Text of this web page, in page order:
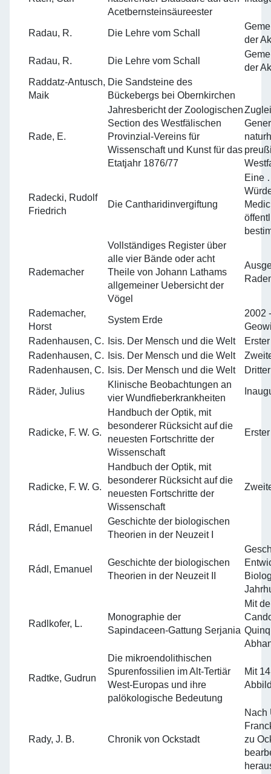
Acetbernsteinsäureester
Radau, R. Die Lehre vom Schall
der
Radau, R. Die Lehre vom Schall
der
Raddatz-Antusch,
Maik
Die Sandsteine des
Bückebergs bei Obernkirchen
Rade, E.
Jahresbericht der Zoologischen
Section des Westfälischen
Provinzial-Vereins für
Wissenschaft und Kunst für das
Etatjahr 1876/77
Radecki, Rudolf
Friedrich
Die Cantharidinvergiftung
Eine
Rademacher
Vollständiges Register über
alle vier Bände oder acht
Theile von Johann Lathams
allgemeiner Uebersicht der
Vögel
Rademacher,
Horst
System Erde
2002
Radenhausen, C.
Isis. Der Mensch und die Welt
Radenhausen, C.
Isis. Der Mensch und die Welt
Radenhausen, C.
Isis. Der Mensch und die Welt
Räder, Julius
Klinische Beobachtungen an
vier Wundfieberkrankheiten
Radicke, F. W. G.
Handbuch der Optik, mit
besonderer Rücksicht auf die
neuesten Fortschritte der
Wissenschaft
Radicke, F. W. G.
Handbuch der Optik, mit
besonderer Rücksicht auf die
neuesten Fortschritte der
Wissenschaft
Rádl, Emanuel
Geschichte der biologischen
Theorien in der Neuzeit I
Rádl, Emanuel
Geschichte der biologischen
Theorien in der Neuzeit II
Radlkofer, L.
Monographie der
Sapindaceen-Gattung Serjania
Mit
Radtke, Gudrun
Die mikroendolithischen
Spurenfossilien im Alt-Tertiär
West-Europas und ihre
palökologische Bedeutung
Mit
Rady, J. B. Chronik von Ockstadt
Nach
zu